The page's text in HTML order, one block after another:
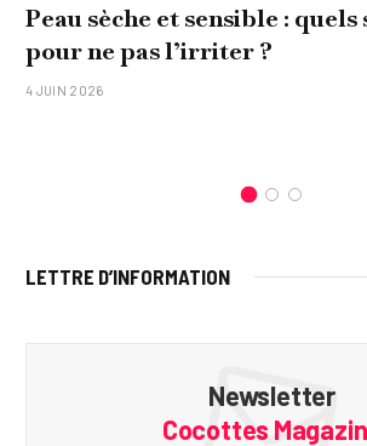
Peau sèche et sensible :
pour ne pas l’irriter ?
4 JUIN 2026
LETTRE D’INFORMATION
Newsletter
Cocottes